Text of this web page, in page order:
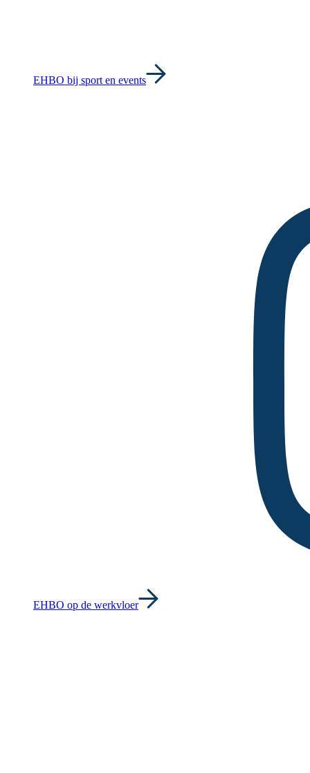
EHBO bij sport en events
EHBO op de werkvloer